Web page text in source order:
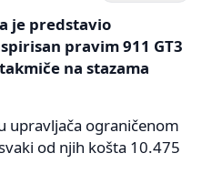
je predstavio
pravim 911 GT3
na stazama
upravljača ograničenom
od njih košta 10.475